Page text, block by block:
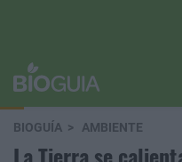
BIOGUÍA AMBIENTE